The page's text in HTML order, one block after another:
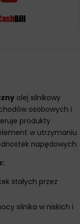
olej silnikowy
osobowych i
produkty
w utrzymaniu
napędowych.
stałych przez
silnika w niskich i